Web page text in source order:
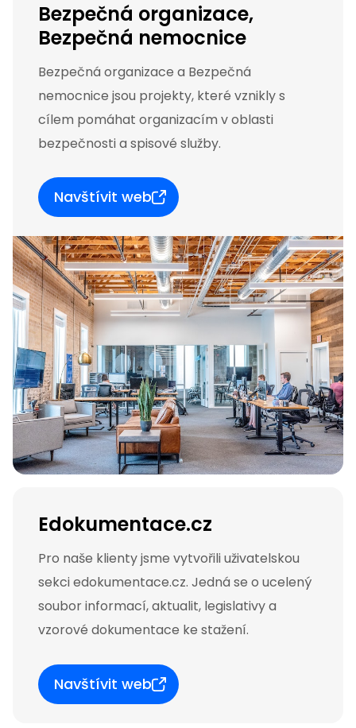
Bezpečná organizace,
Bezpečná nemocnice
Bezpečná organizace a Bezpečná
nemocnice jsou projekty, které vznikly s
cílem pomáhat organizacím v oblasti
bezpečnosti a spisové služby.
Navštívit web
Edokumentace.cz
Pro naše klienty jsme vytvořili uživatelskou
sekci edokumentace.cz. Jedná se o ucelený
soubor informací, aktualit, legislativy a
vzorové dokumentace ke stažení.
Navštívit web